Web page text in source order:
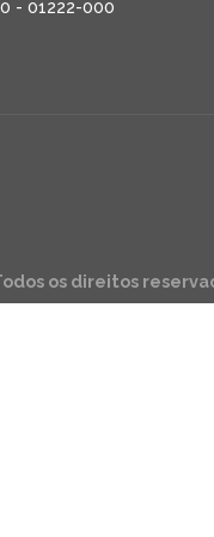
- 01222-000
os direitos